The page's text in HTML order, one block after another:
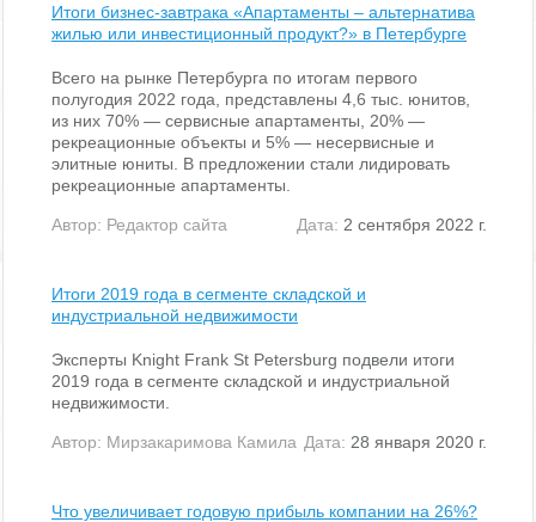
Налогообложение: Работаем с НДС
Вход: Для арендаторов по документу, для клиентов по документу
Помещение: светлое с окном, с интернетом
Для организации просмотра помещений, а также для получения
консультации по условиям аренды, позвоните нам. Для вас наши
услуги абсолютно БЕСПЛАТНЫ, их оплачивают бизнес-центры.
Договор аренды вы заключаете напрямую с собственником. Без
скрытых комиссий и платежей.
отделки офиса.
Итоги бизнес-завтрака «Апартаменты – альтернатива
жилью или инвестиционный продукт?» в Петербурге
Всего на рынке Петербурга по итогам первого
полугодия 2022 года, представлены 4,6 тыс. юнитов,
из них 70% — сервисные апартаменты, 20% —
рекреационные объекты и 5% — несервисные и
элитные юниты. В предложении стали лидировать
рекреационные апартаменты.
Автор: Редактор сайта Дата: 2 сентября 2022 г.
Итоги 2019 года в сегменте складской и
индустриальной недвижимости
Эксперты Knight Frank St Petersburg подвели итоги
2019 года в сегменте складской и индустриальной
недвижимости.
Автор: Мирзакаримова Камила Дата: 28 января 2020 г.
Что увеличивает годовую прибыль компании на 26%?